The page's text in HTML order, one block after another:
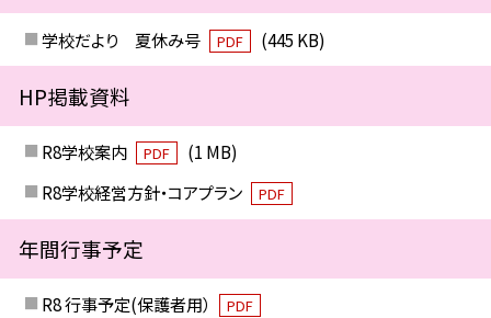
学校だより 夏休み号 PDF (445 KB)
HP掲載資料
R8学校案内 PDF
(1 MB)
R8学校経営方針・コアプラン
PDF
年間行事予定
R8 行事予定(保護者用） PDF